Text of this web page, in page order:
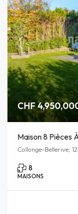
CHF
Maison 8 Pièces
8
MAISONS